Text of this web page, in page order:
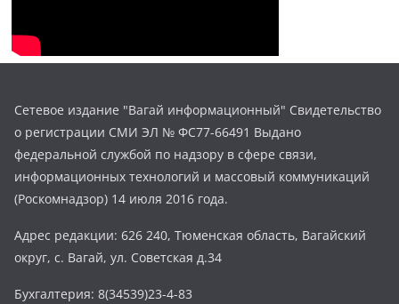
Сетевое издание "Вагай информационный" Свидетельство
о регистрации СМИ ЭЛ № ФС77-66491 Выдано
федеральной службой по надзору в сфере связи,
информационных технологий и массовый коммуникаций
(Роскомнадзор) 14 июля 2016 года.
Адрес редакции: 626 240, Тюменская область, Вагайский
округ, с. Вагай, ул. Советская д.34
Бухгалтерия: 8(34539)23-4-83